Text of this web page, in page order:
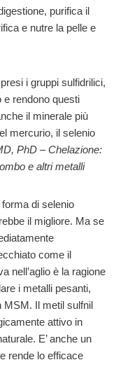
purifica il
e nutre la pelle e
i gruppi sulfidrilici,
rendono questi
il minerale più
mercurio, il selenio
PhD – Chelazione:
e altri metalli
forma di selenio
il migliore. Ma se
come il
nell’aglio è la ragione
i metalli pesanti,
MSM. Il metil sulfnil
attivo in
E’ anche un
rende lo efficace